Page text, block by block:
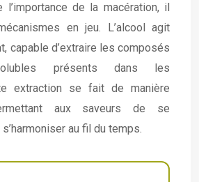
l’importance de la macération, il
en jeu. L’alcool agit
capable d’extraire les composés
présents dans les
extraction se fait de manière
aux saveurs de se
au fil du temps.